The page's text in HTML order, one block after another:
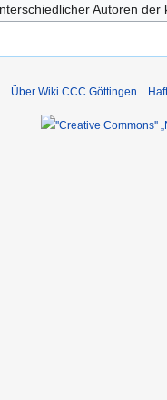
Autoren
Über Wiki CCC Göttingen